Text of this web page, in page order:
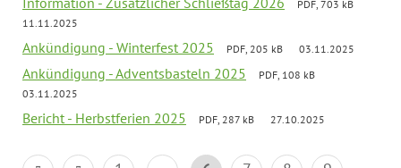
PDF, 703 kB
11.11.2025
Ankündigung - Winterfest 2025 PDF, 205 kB 03.11.2025
Ankündigung - Adventsbasteln 2025
PDF, 108 kB
03.11.2025
Bericht - Herbstferien 2025 PDF, 287 kB 27.10.2025